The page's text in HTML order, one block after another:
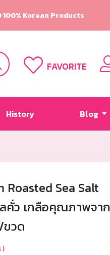
100% Korean Products
FAVORITE
History Blog
Roasted Sea Salt
คั่ว เกลือคุณภาพจาก
ขวด